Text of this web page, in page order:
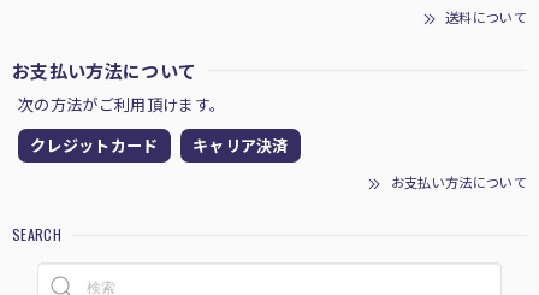
送料について
お支払い方法について
次の方法がご利用頂けます。
クレジットカード キャリア決済
お支払い方法について
SEARCH